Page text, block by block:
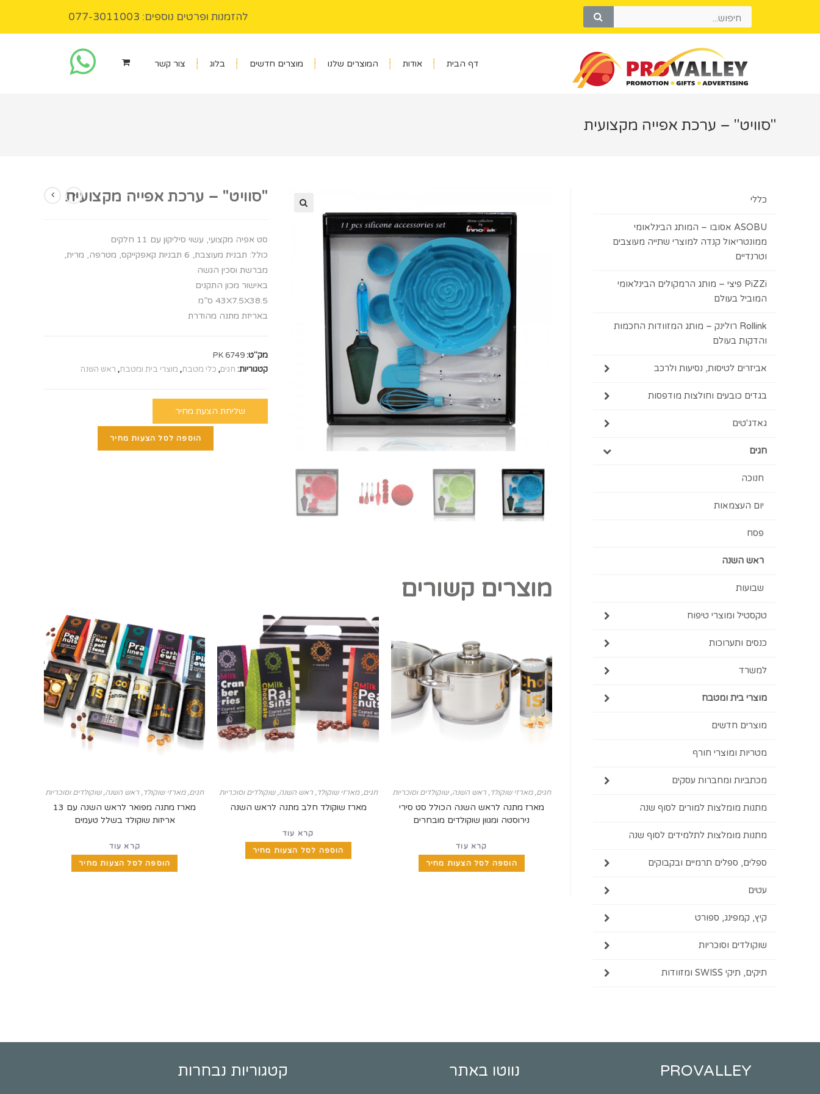
להזמנות ופרטים נוספים: 077-3011003
דף הבית אודות המוצרים שלנו מוצרים חדשים בלוג צור קשר
"סוויט" – ערכת אפייה מקצועית
"סוויט" – ערכת אפייה מקצועית
סט אפיה מקצועי, עשוי סיליקון עם 11 חלקים
כולל: תבנית מעוצבת, 6 תבניות קאפקייקס, מטרפה, מרית,
מברשת וסכין הגשה
באישור מכון התקנים
43X7.5X38.5 ס”מ
באריזת מתנה מהודרת
מק"ט:PK 6749
קטגוריות: חגים, כלי מטבח, מוצרי בית ומטבח, ראש השנה
שליחת הצעת מחיר
הוספה לסל הצעות מחיר
מוצרים קשורים
חגים ,מארזי שוקולד ,ראש השנה ,שוקולדים וסוכריות
מארז מתנה לראש השנה הכולל סט סירי
נירוסטה ומגוון שוקולדים מובחרים
קרא עוד
הוספה לסל הצעות מחיר
חגים ,מארזי שוקולד ,ראש השנה ,שוקולדים וסוכריות
מארז שוקולד חלב מתנה לראש השנה
קרא עוד
הוספה לסל הצעות מחיר
חגים ,מארזי שוקולד ראש השנה ,שוקולדים וסוכריות
מארז מתנה מפואר לראש השנה עם 13
אריזות שוקולד בשלל טעמים
קרא עוד
הוספה לסל הצעות מחיר
כללי
ASOBU אסובו – המותג הבינלאומי
ממונטריאול קנדה למוצרי שתייה מעוצבים
וטרנדיים
PiZZi פיצי – מותג הרמקולים הבינלאומי
המוביל בעולם
Rollink רולינק – מותג המזוודות החכמות
והדקות בעולם
אביזרים לטיסות, נסיעות ולרכב
בגדים כובעים וחולצות מודפסות
גאדג'טים
חגים
חנוכה
יום העצמאות
פסח
ראש השנה
שבועות
טקסטיל ומוצרי טיפוח
כנסים ותערוכות
למשרד
מוצרי בית ומטבח
מוצרים חדשים
מטריות ומוצרי חורף
מכתביות ומחברות עסקים
מתנות מומלצות למורים לסוף שנה
מתנות מומלצות לתלמידים לסוף שנה
ספלים, ספלים תרמיים ובקבוקים
עטים
קיץ, קמפינג, ספורט
שוקולדים וסוכריות
תיקים, תיקי SWISS ומזוודות
PROVALLEY נווטו באתר קטגוריות נבחרות